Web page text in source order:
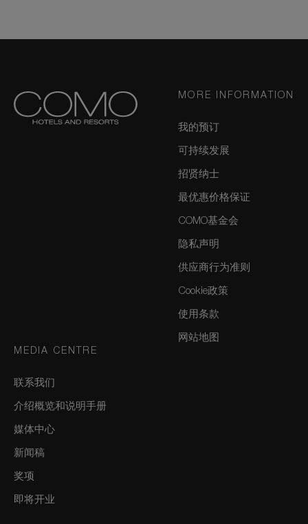
MORE INFORMATION
我的预订
可持续发展
招贤纳士
最优惠价格保证
COMO基金会
隐私声明
供应商行为准则
Cookie政策
使用条款
网站地图
MEDIA CENTRE
联系我们
介绍概览和说明手册
媒体中心
新闻稿
奖项
即将开业